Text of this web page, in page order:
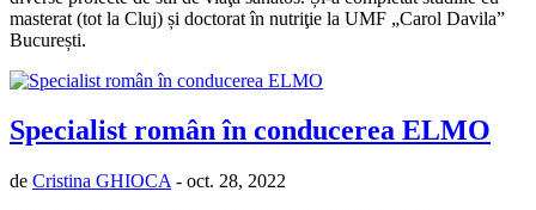
masterat (tot la Cluj) și doctorat în nutriţie la UMF „Carol Davila”
București.
Specialist român în conducerea ELMO
de Cristina GHIOCA - oct. 28, 2022